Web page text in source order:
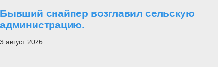
Бывший снайпер возглавил сельскую
администрацию.
3 август 2026